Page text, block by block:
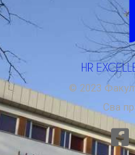
© 2023
Сва